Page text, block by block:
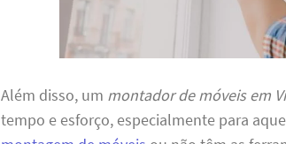
Além disso, um montador de móveis em
tempo e esforço, especialmente para